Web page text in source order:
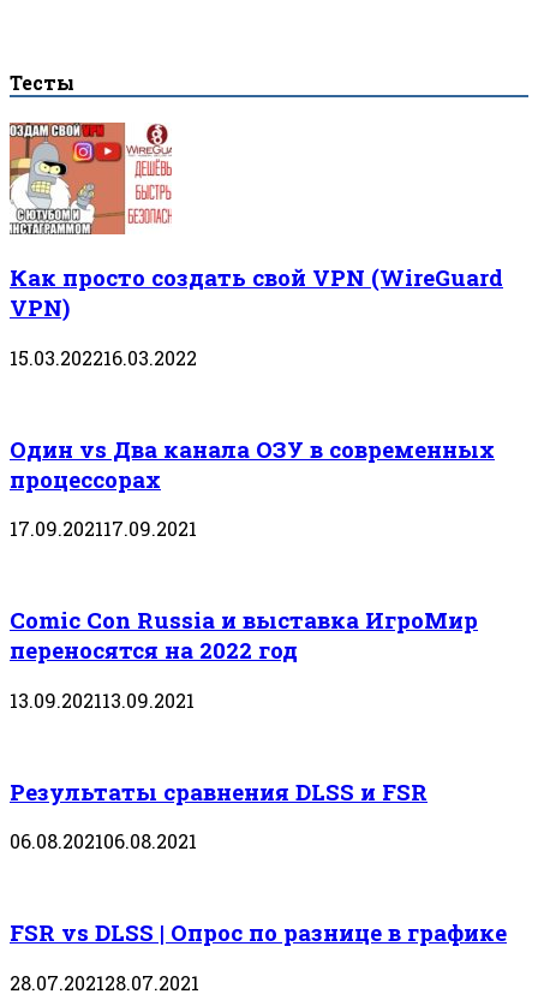
Тесты
Как просто создать свой VPN (WireGuard
VPN)
15.03.202216.03.2022
Один vs Два канала ОЗУ в современных
процессорах
17.09.202117.09.2021
Comic Con Russia и выставка ИгроМир
переносятся на 2022 год
13.09.202113.09.2021
Результаты сравнения DLSS и FSR
06.08.202106.08.2021
FSR vs DLSS | Опрос по разнице в графике
28.07.202128.07.2021